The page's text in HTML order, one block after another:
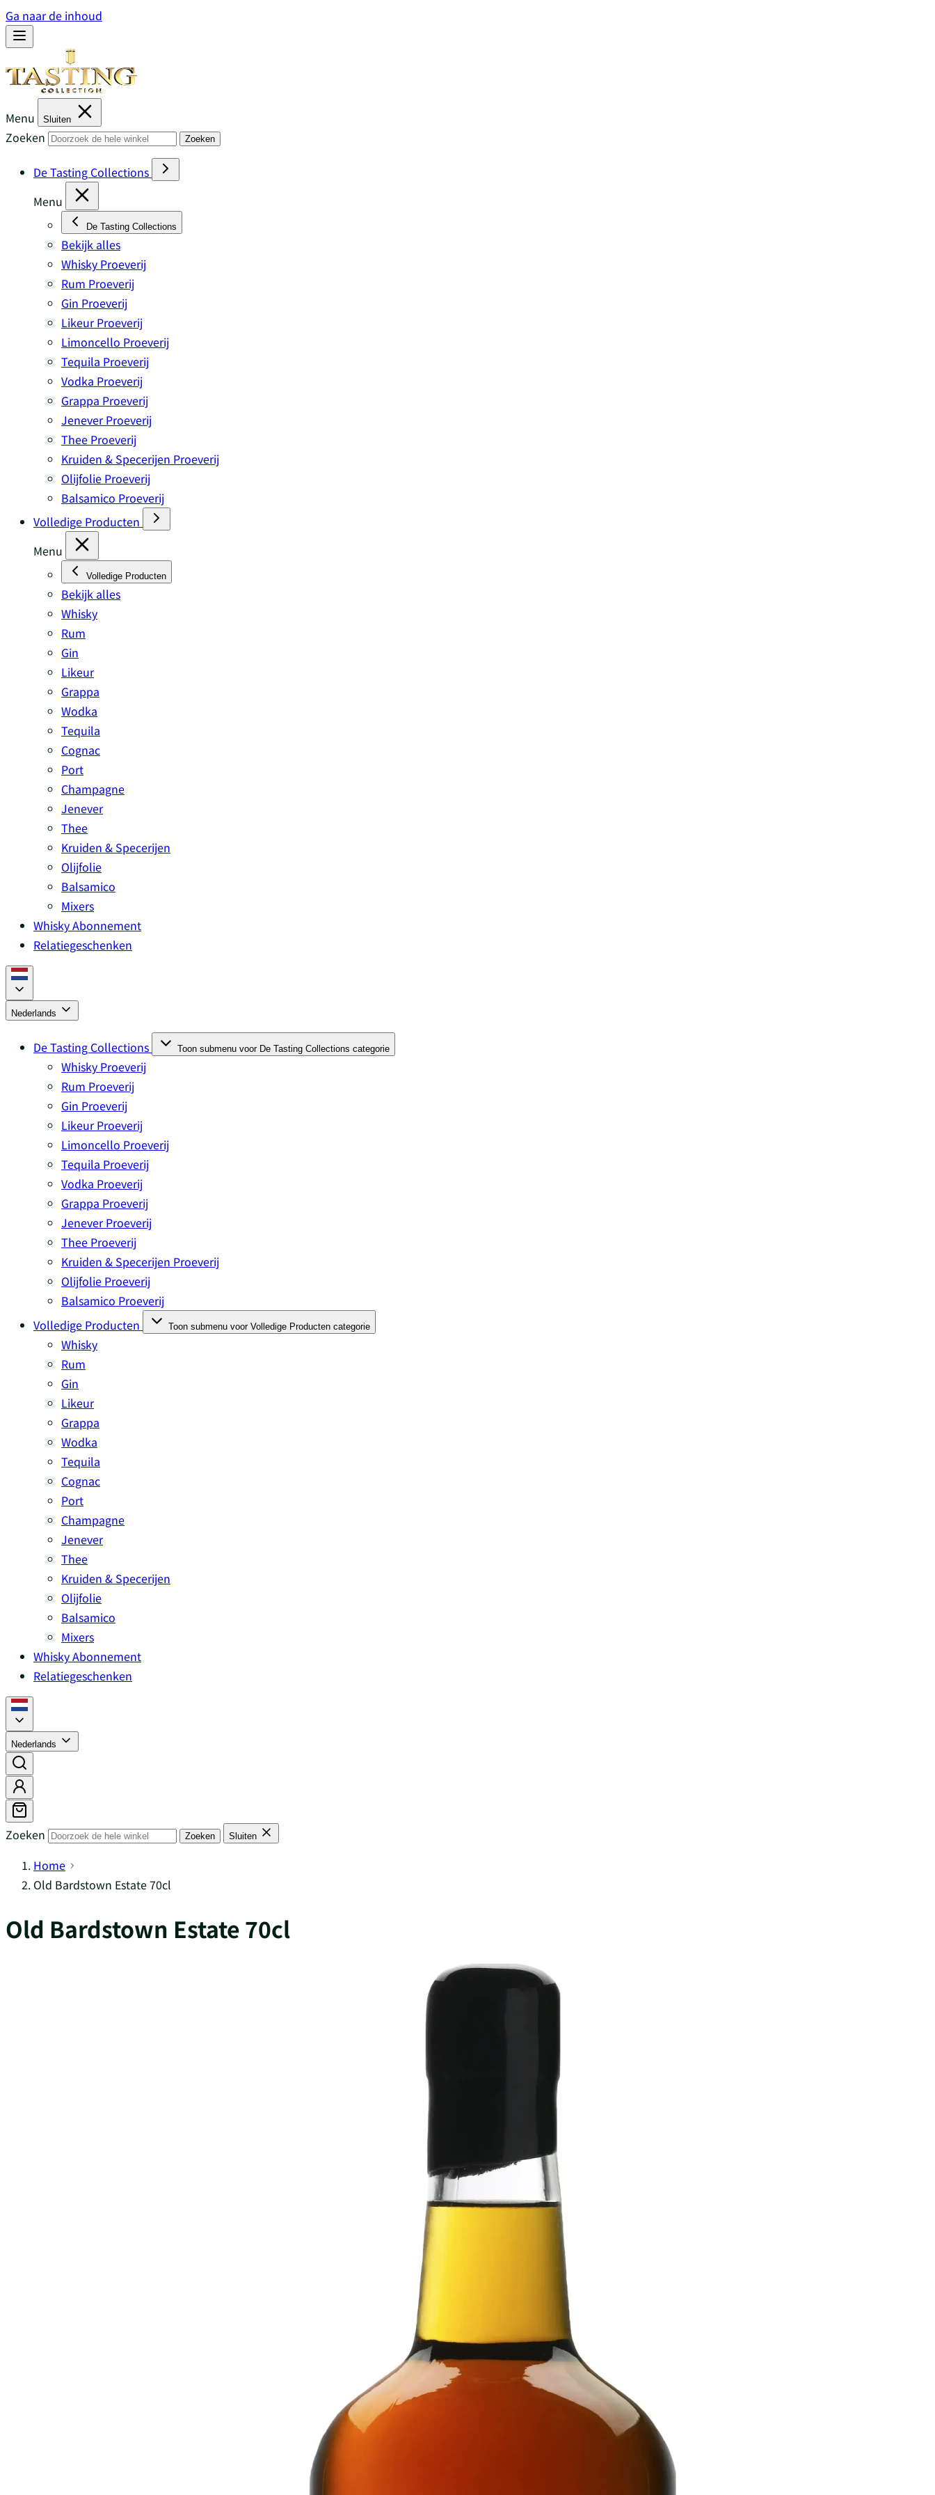
Ga naar de inhoud
Menu Sluiten
Zoeken Zoeken
De Tasting Collections
Menu
De Tasting Collections
Bekijk alles
Whisky Proeverij
Rum Proeverij
Gin Proeverij
Likeur Proeverij
Limoncello Proeverij
Tequila Proeverij
Vodka Proeverij
Grappa Proeverij
Jenever Proeverij
Thee Proeverij
Kruiden & Specerijen Proeverij
Olijfolie Proeverij
Balsamico Proeverij
Volledige Producten
Menu
Volledige Producten
Bekijk alles
Whisky
Rum
Gin
Likeur
Grappa
Wodka
Tequila
Cognac
Port
Champagne
Jenever
Thee
Kruiden & Specerijen
Olijfolie
Balsamico
Mixers
Whisky Abonnement
Relatiegeschenken
Nederlands
De Tasting Collections Toon submenu voor De Tasting Collections categorie
Whisky Proeverij
Rum Proeverij
Gin Proeverij
Likeur Proeverij
Limoncello Proeverij
Tequila Proeverij
Vodka Proeverij
Grappa Proeverij
Jenever Proeverij
Thee Proeverij
Kruiden & Specerijen Proeverij
Olijfolie Proeverij
Balsamico Proeverij
Volledige Producten
Toon submenu voor Volledige Producten categorie
Whisky
Rum
Gin
Likeur
Grappa
Wodka
Tequila
Cognac
Port
Champagne
Jenever
Thee
Kruiden & Specerijen
Olijfolie
Balsamico
Mixers
Whisky Abonnement
Relatiegeschenken
Nederlands
Zoeken Zoeken Sluiten
Home
Old Bardstown Estate 70cl
Old Bardstown Estate 70cl